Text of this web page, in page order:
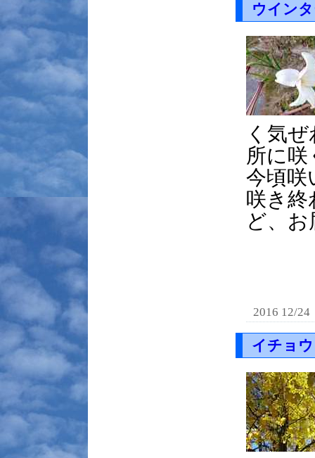
ウイン
く気
所に
今頃咲
咲き終
ど、
2016 12/24
イチョウ